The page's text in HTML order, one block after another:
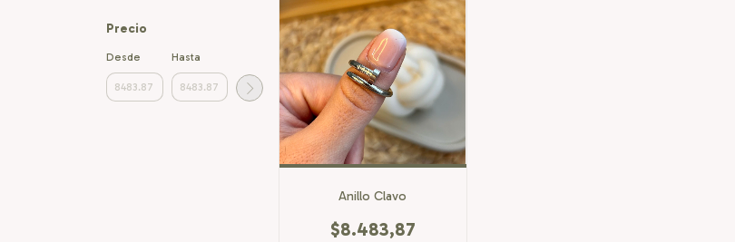
Precio
Desde Hasta
Anillo Clavo
$8.483,87